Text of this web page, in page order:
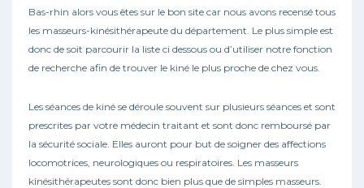
Bas-rhin alors vous êtes sur le bon site car nous avons recensé tous
les masseurs-kinésithérapeute du département. Le plus simple est
donc de soit parcourir la liste ci dessous ou d’utiliser notre fonction
de recherche afin de trouver le kiné le plus proche de chez vous.
Les séances de kiné se déroule souvent sur plusieurs séances et sont
prescrites par votre médecin traitant et sont donc remboursé par
la sécurité sociale. Elles auront pour but de soigner des affections
locomotrices, neurologiques ou respiratoires. Les masseurs
kinésithérapeutes sont donc bien plus que de simples masseurs.